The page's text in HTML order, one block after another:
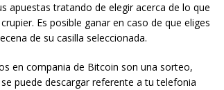
apuestas tratando de elegir acerca de lo que
Es posible ganar en caso de que eliges
de su casilla seleccionada.
en compania de Bitcoin son una sorteo,
puede descargar referente a tu telefonia